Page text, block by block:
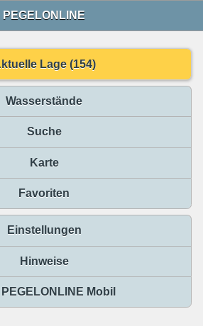
PEGELONLINE
Lage (154)
Wasserstände
Suche
Karte
Favoriten
Einstellungen
Hinweise
Mobil